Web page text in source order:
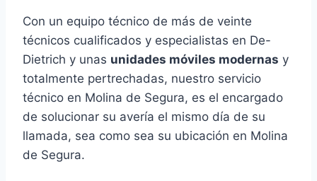
Con un equipo técnico de más de veinte
técnicos cualificados y especialistas en De-
Dietrich y unas unidades móviles modernas y
totalmente pertrechadas, nuestro servicio
técnico en Molina de Segura, es el encargado
de solucionar su avería el mismo día de su
llamada, sea como sea su ubicación en Molina
de Segura.